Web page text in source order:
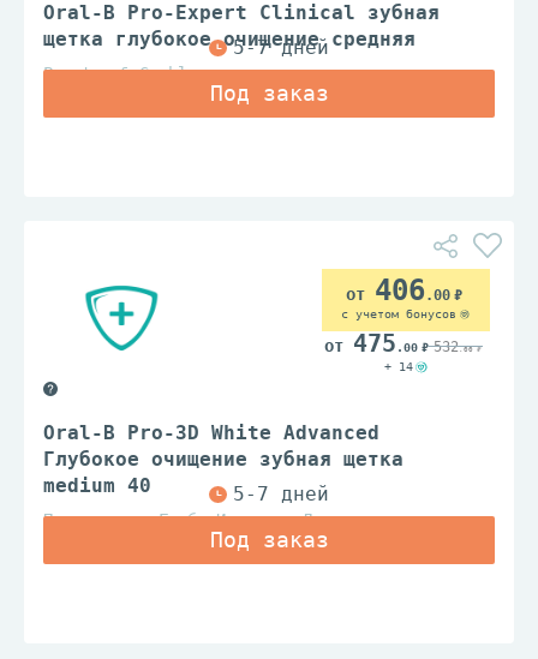
Oral-B Pro-Expert Clinical зубная
щетка глубокое очищение средняя
Procter & Gamble
Oral-B Pro-3D White Advanced
Глубокое очищение зубная щетка
medium 40
Проктер энд Гэмбл Ирландия Лтд
406.00
с учетом бонусов
475 .00 532.00
+ 14